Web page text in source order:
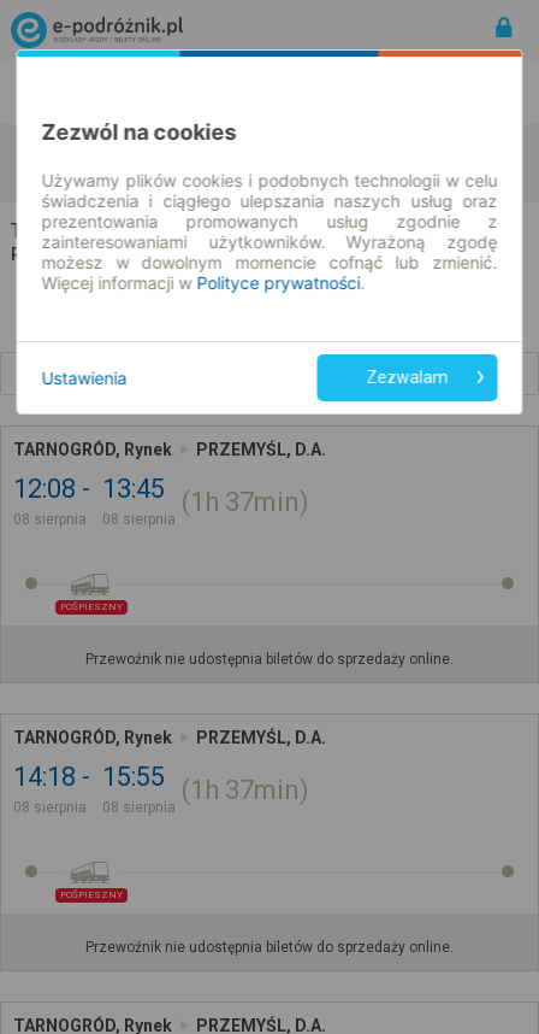
08.08.2026 | -- : --
Tarnogród → Przemyśl
Rozkład jazdy i bilety
TARNOGRÓD, Rynek PRZEMYŚL, D.A.
12:08
08 sierpnia
13:45
08 sierpnia
1h 37min
POŚPIESZNY
Przewoźnik nie udostępnia biletów do sprzedaży online.
TARNOGRÓD, Rynek PRZEMYŚL, D.A.
14:18
08 sierpnia
15:55
08 sierpnia
1h 37min
POŚPIESZNY
Przewoźnik nie udostępnia biletów do sprzedaży online.
TARNOGRÓD, Rynek PRZEMYŚL, D.A.
Zezwól na cookies
Używamy plików cookies i podobnych technologii w celu
świadczenia i ciągłego ulepszania naszych usług oraz
prezentowania promowanych usług zgodnie z
zainteresowaniami użytkowników. Wyrażoną zgodę
możesz w dowolnym momencie cofnąć lub zmienić.
Więcej informacji w Polityce prywatności.
Ustawienia Zezwalam